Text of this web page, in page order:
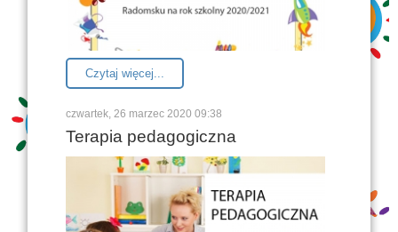
Czytaj więcej...
czwartek, 26 marzec 2020 09:38
Terapia pedagogiczna